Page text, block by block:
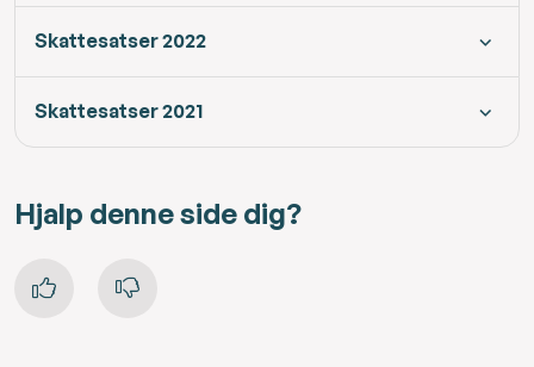
Skattesatser 2022
Skattesatser 2021
Hjalp denne side dig?